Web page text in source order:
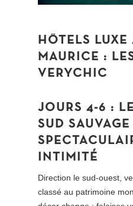
HÔTELS LUXE
MAURICE :
VERYCHIC
JOURS 4-6 :
SUD
INTIMITÉ
Direction le sud-ouest,
classé au patrimoine